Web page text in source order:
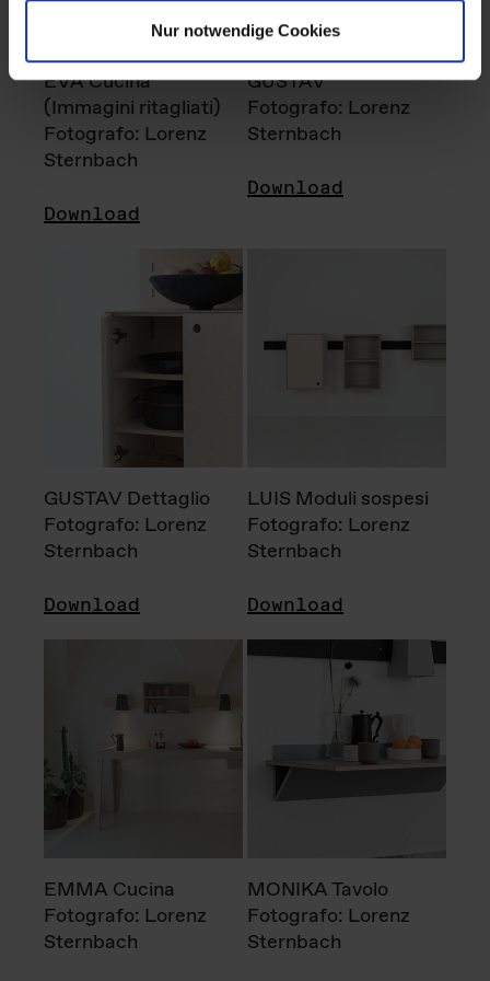
Nur notwendige Cookies
EVA Cucina
(Immagini ritagliati)
Fotografo: Lorenz
Sternbach
Download
GUSTAV
Fotografo: Lorenz
Sternbach
Download
GUSTAV Dettaglio
Fotografo: Lorenz
Sternbach
Download
LUIS Moduli sospesi
Fotografo: Lorenz
Sternbach
Download
EMMA Cucina
Fotografo: Lorenz
Sternbach
MONIKA Tavolo
Fotografo: Lorenz
Sternbach